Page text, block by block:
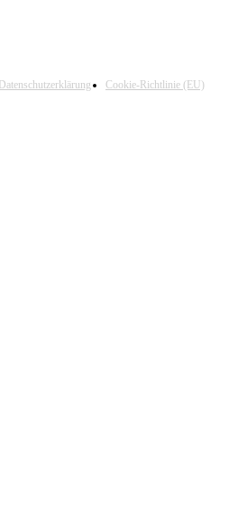
Datenschutzerklärung Cookie-Richtlinie (EU)